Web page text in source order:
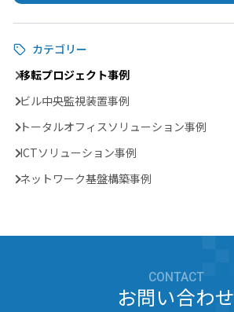
カテゴリー
移転プロジェクト事例
ビル中央監視装置事例
トータルオフィスソリューション事例
ICTソリューション事例
ネットワーク基盤構築事例
CONTACT
お問い合わせ